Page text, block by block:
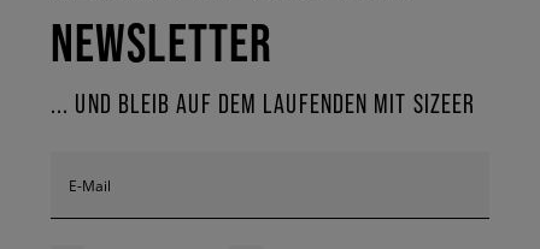
NEWSLETTER
... UND BLEIB AUF DEM LAUFENDEN MIT SIZEER
E-Mail